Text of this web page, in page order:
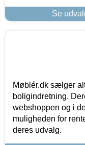
Se
Møblér.dk sælger
boligindretning.
webshoppen og i
muligheden for
deres udvalg.